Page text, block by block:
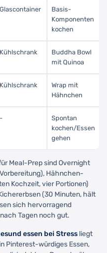
Glascontainer
Basis-
Komponenten
kochen
Kühlschrank
Buddha Bowl
mit Quinoa
Kühlschrank
Wrap mit
Hähnchen
-
Spontan
kochen/Essen
gehen
Meal-Prep sind Overnight
Hähnchen-
Kochzeit, vier Portionen)
(30 Minuten, hält
sich hervorragend
Tagen noch gut.
essen bei Stress liegt
Pinterest-würdiges Essen,